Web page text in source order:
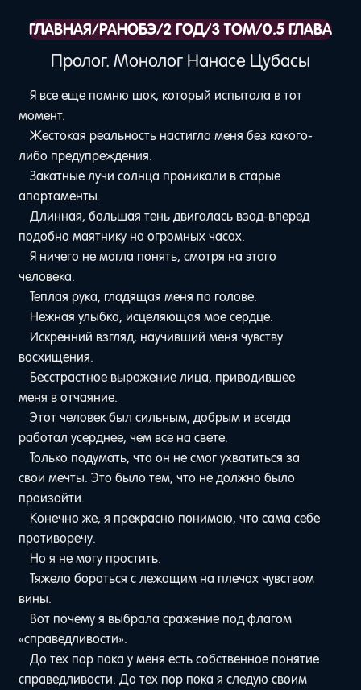
ГЛАВНАЯ/РАНОБЭ/2 ГОД/3 ТОМ/0.5 ГЛАВА
Пролог. Монолог Нанасе Цубасы
Я все еще помню шок, который испытала в тот
момент.
Жестокая реальность настигла меня без какого-
либо предупреждения.
Закатные лучи солнца проникали в старые
апартаменты.
Длинная, большая тень двигалась взад-вперед
подобно маятнику на огромных часах.
Я ничего не могла понять, смотря на этого
человека.
Теплая рука, гладящая меня по голове.
Нежная улыбка, исцеляющая мое сердце.
Искренний взгляд, научивший меня чувству
восхищения.
Бесстрастное выражение лица, приводившее
меня в отчаяние.
Этот человек был сильным, добрым и всегда
работал усерднее, чем все на свете.
Только подумать, что он не смог ухватиться за
свои мечты. Это было тем, что не должно было
произойти.
Конечно же, я прекрасно понимаю, что сама себе
противоречу.
Но я не могу простить.
Тяжело бороться с лежащим на плечах чувством
вины.
Вот почему я выбрала сражение под флагом
«справедливости».
До тех пор пока у меня есть собственное понятие
справедливости. До тех пор пока я следую своим